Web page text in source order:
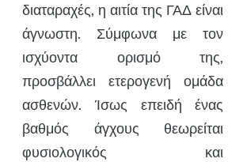
διαταραχές, η αιτία της ΓΑΔ είναι
άγνωστη. Σύμφωνα με τον
ισχύοντα ορισμό της,
προσβάλλει ετερογενή ομάδα
ασθενών. Ίσως επειδή ένας
βαθμός άγχους θεωρείται
φυσιολογικός και